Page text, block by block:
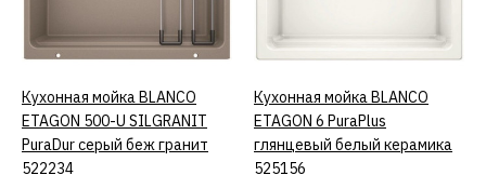
ДОБАВИТЬ К СРАВНЕНИЮ
ДОБАВИТЬ В ПОЖЕЛАНИЯ
BLANCO
КУПИТЬ
Кухонная мойка BLANCO
ETAGON 500-U SILGRANIT
PuraDur серый беж гранит
522234
КУПИТЬ
Кухонная мойка BLANCO
ETAGON 6 PuraPlus
глянцевый белый керамика
525156